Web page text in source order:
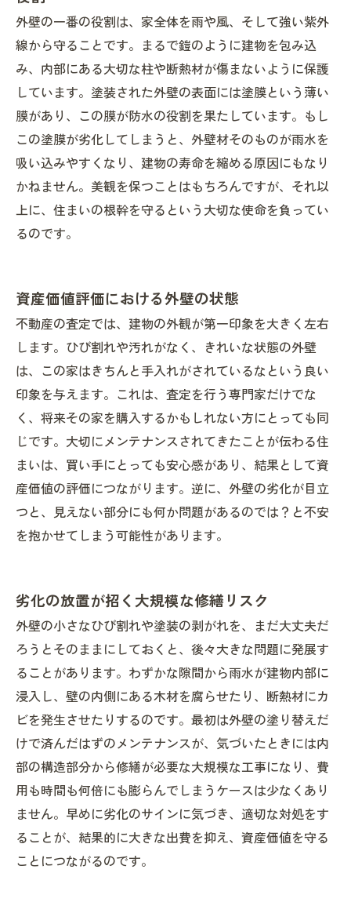
外壁の一番の役割は、家全体を雨や風、そして強い紫外
線から守ることです。まるで鎧のように建物を包み込
み、内部にある大切な柱や断熱材が傷まないように保護
しています。塗装された外壁の表面には塗膜という薄い
膜があり、この膜が防水の役割を果たしています。もし
この塗膜が劣化してしまうと、外壁材そのものが雨水を
吸い込みやすくなり、建物の寿命を縮める原因にもなり
かねません。美観を保つことはもちろんですが、それ以
上に、住まいの根幹を守るという大切な使命を負ってい
るのです。
資産価値評価における外壁の状態
不動産の査定では、建物の外観が第一印象を大きく左右
します。ひび割れや汚れがなく、きれいな状態の外壁
は、この家はきちんと手入れがされているなという良い
印象を与えます。これは、査定を行う専門家だけでな
く、将来その家を購入するかもしれない方にとっても同
じです。大切にメンテナンスされてきたことが伝わる住
まいは、買い手にとっても安心感があり、結果として資
産価値の評価につながります。逆に、外壁の劣化が目立
つと、見えない部分にも何か問題があるのでは？と不安
を抱かせてしまう可能性があります。
劣化の放置が招く大規模な修繕リスク
外壁の小さなひび割れや塗装の剥がれを、まだ大丈夫だ
ろうとそのままにしておくと、後々大きな問題に発展す
ることがあります。わずかな隙間から雨水が建物内部に
浸入し、壁の内側にある木材を腐らせたり、断熱材にカ
ビを発生させたりするのです。最初は外壁の塗り替えだ
けで済んだはずのメンテナンスが、気づいたときには内
部の構造部分から修繕が必要な大規模な工事になり、費
用も時間も何倍にも膨らんでしまうケースは少なくあり
ません。早めに劣化のサインに気づき、適切な対処をす
ることが、結果的に大きな出費を抑え、資産価値を守る
ことにつながるのです。